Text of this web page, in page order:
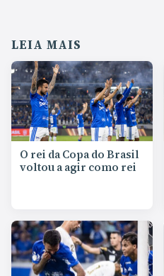
LEIA MAIS
O rei da Copa do Brasil
voltou a agir como rei